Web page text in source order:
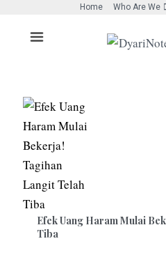
Home Who Are We
Efek Uang Haram Mulai
Tiba